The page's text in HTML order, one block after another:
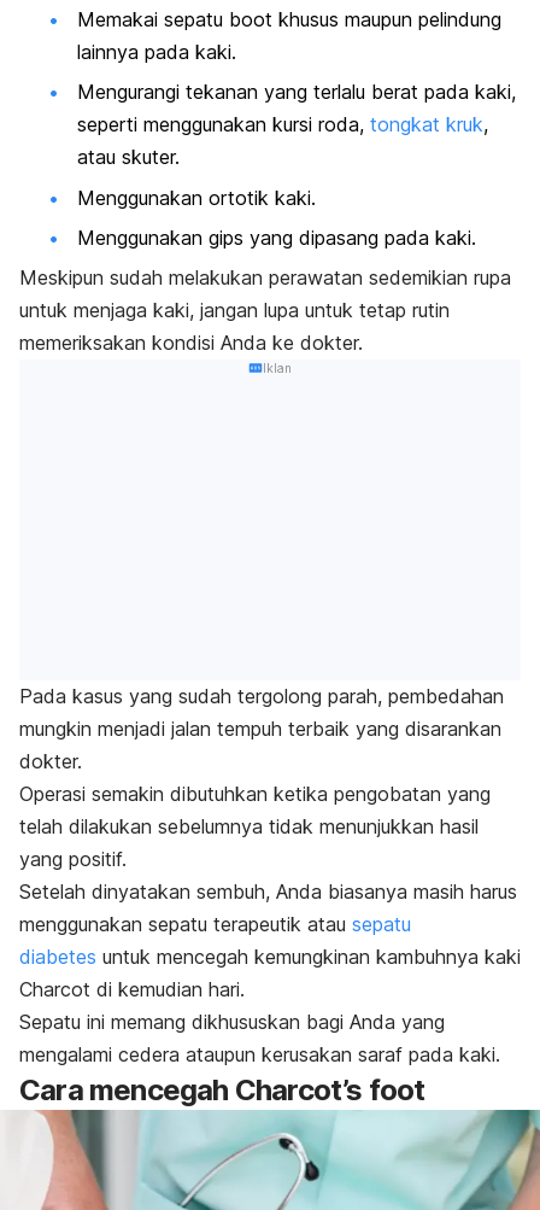
Memakai sepatu boot khusus maupun pelindung
lainnya pada kaki.
Mengurangi tekanan yang terlalu berat pada kaki,
seperti menggunakan kursi roda, tongkat kruk,
atau skuter.
Menggunakan ortotik kaki.
Menggunakan gips yang dipasang pada kaki.
Meskipun sudah melakukan perawatan sedemikian rupa
untuk menjaga kaki, jangan lupa untuk tetap rutin
memeriksakan kondisi Anda ke dokter.
Iklan
Pada kasus yang sudah tergolong parah, pembedahan
mungkin menjadi jalan tempuh terbaik yang disarankan
dokter.
Operasi semakin dibutuhkan ketika pengobatan yang
telah dilakukan sebelumnya tidak menunjukkan hasil
yang positif.
Setelah dinyatakan sembuh, Anda biasanya masih harus
menggunakan sepatu terapeutik atau sepatu
diabetes untuk mencegah kemungkinan kambuhnya kaki
Charcot di kemudian hari.
Sepatu ini memang dikhususkan bagi Anda yang
mengalami cedera ataupun kerusakan saraf pada kaki.
Cara mencegah Charcot’s foot